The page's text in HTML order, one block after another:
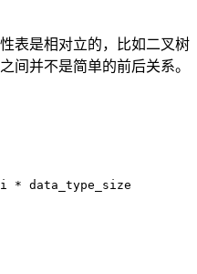
表是相对立的，比如二叉树
间并不是简单的前后关系。